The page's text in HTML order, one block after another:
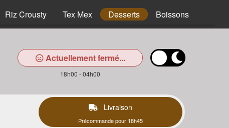
Riz Crousty Tex Mex Desserts Boissons
Actuellement fermé...
18h00 - 04h00
Livraison
Précommande pour 18h45